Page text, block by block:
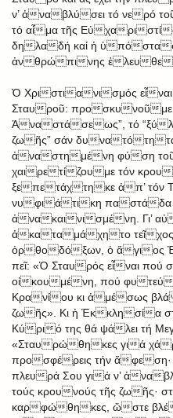
ν’ ἀναβλύσει τό νερό
τό αἷμα τῆς Εὐχαριστί
δηλαδή καί ἡ ὑπόστα
ἀνθρώπινης ἐλευθε
Ὁ Χριστιανισμός εἶ
Σταυροῦ: προσκυνοῦμε
Ἀναστάσεως”, τό “ξύ
ζωῆς” σάν δυνατότη
ἀναστημένη φύση
χαιρετίζουμε τόν κρου
ξεπετάχτηκε ἀπ’ τόν
νυφιάτικη παστάδα
ἀνακαινισμένη. Γι’ αὐ
ἀκαταμάχητο τεῖ
ὀρθοδόξων, ὁ ἅγιος
πεῖ: «Ὁ Σταυρός εἶναι
οἰκουμένη, πού φυτεύ
Κρανίου κι ἀμέσως
ζωῆς». Κι ἡ Ἐκκλησία
Κύριό της θά ψάλει τή
«Σταυρώθηκες γιά χά
προσφέρεις τήν ἄφε
πλευρά Σου γιά ν’ ἀνα
τούς κρουνούς τῆς ζωῆς·
καρφώθηκες, ὥστε βλέ